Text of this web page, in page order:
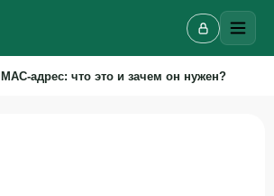
MAC-адрес: что это и зачем он нужен?